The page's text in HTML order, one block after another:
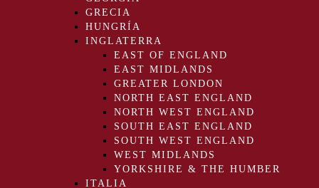
GRECIA
HUNGRÍA
INGLATERRA
EAST OF ENGLAND
EAST MIDLANDS
GREATER LONDON
NORTH EAST ENGLAND
NORTH WEST ENGLAND
SOUTH EAST ENGLAND
SOUTH WEST ENGLAND
WEST MIDLANDS
YORKSHIRE & THE HUMBER
ITALIA